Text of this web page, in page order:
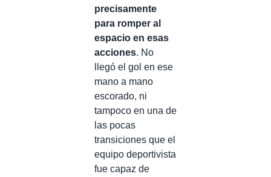
precisamente
para romper al
espacio en esas
acciones. No
llegó el gol en ese
mano a mano
escorado, ni
tampoco en una de
las pocas
transiciones que el
equipo deportivista
fue capaz de